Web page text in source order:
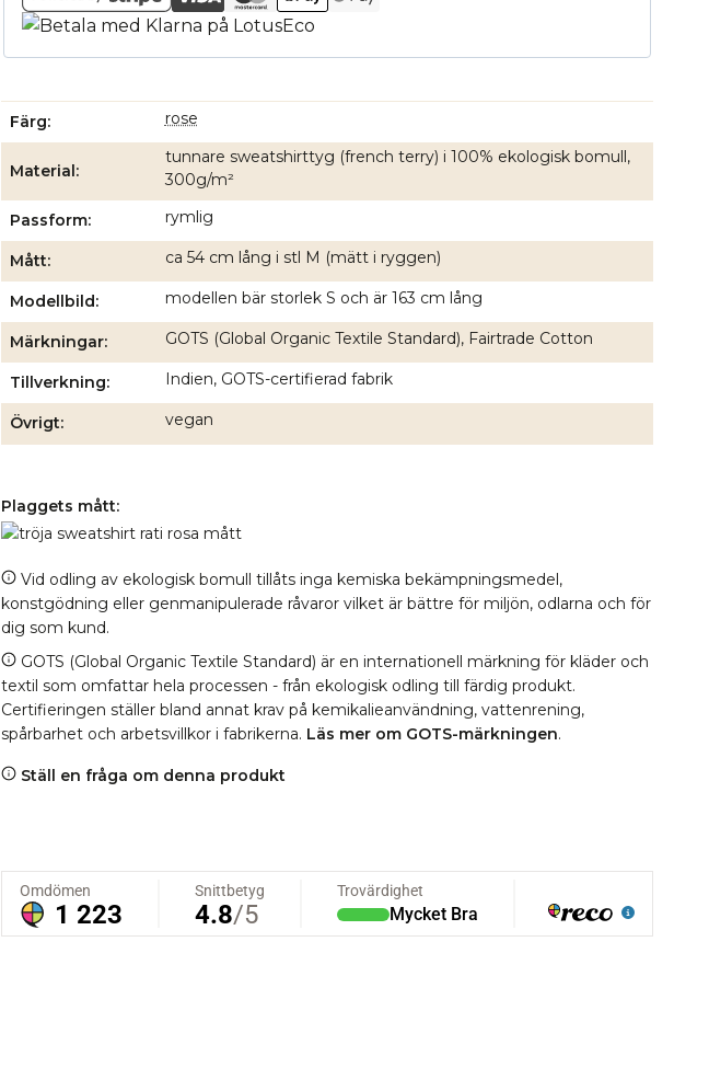
Färg rose
Material
tunnare sweatshirttyg (french terry) i 100% ekologisk bomull,
300g/m²
Passform rymlig
Mått ca 54 cm lång i stl M (mätt i ryggen)
Modellbild modellen bär storlek S och är 163 cm lång
Märkningar GOTS (Global Organic Textile Standard), Fairtrade Cotton
Tillverkning Indien, GOTS-certifierad fabrik
Övrigt vegan
Plaggets mått:
Vid odling av ekologisk bomull tillåts inga kemiska bekämpningsmedel,
konstgödning eller genmanipulerade råvaror vilket är bättre för miljön, odlarna och för
dig som kund.
GOTS (Global Organic Textile Standard) är en internationell märkning för kläder och
textil som omfattar hela processen - från ekologisk odling till färdig produkt.
Certifieringen ställer bland annat krav på kemikalieanvändning, vattenrening,
spårbarhet och arbetsvillkor i fabrikerna. Läs mer om GOTS-märkningen.
Ställ en fråga om denna produkt